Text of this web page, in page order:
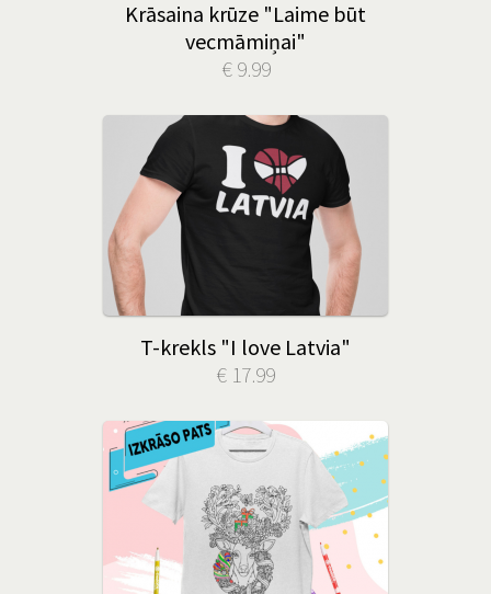
Krāsaina krūze "Laime būt
vecmāmiņai"
€ 9.99
T-krekls "I love Latvia"
€ 17.99